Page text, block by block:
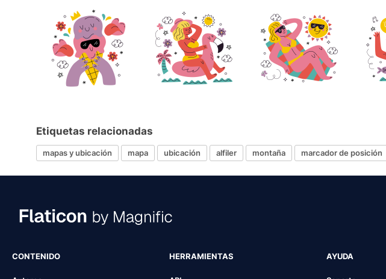
Etiquetas relacionadas
mapas y ubicación mapa ubicación alfiler montaña marcador de posición
CONTENIDO HERRAMIENTAS AYUDA